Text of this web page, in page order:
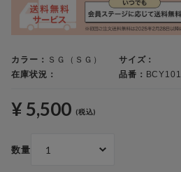
カラー： ＳＧ（ＳＧ）
サイズ：
在庫状況：
品番： BCY101
¥ 5,500 (税込)
数量